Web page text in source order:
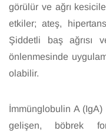
görülür ve ağrı
etkiler; ateş,
Şiddetli baş ağrısı
önlenmesinde
olabilir.
İmmünglobulin A
gelişen, böbrek